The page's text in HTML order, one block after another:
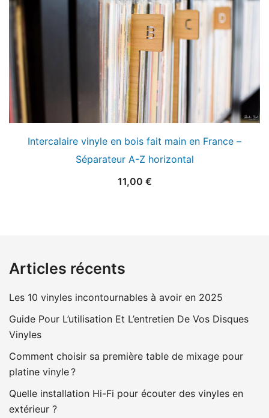
Intercalaire vinyle en bois fait main en France –
Séparateur A-Z horizontal
11,00 €
Articles récents
Les 10 vinyles incontournables à avoir en 2025
Guide Pour L’utilisation Et L’entretien De Vos Disques
Vinyles
Comment choisir sa première table de mixage pour
platine vinyle ?
Quelle installation Hi-Fi pour écouter des vinyles en
extérieur ?